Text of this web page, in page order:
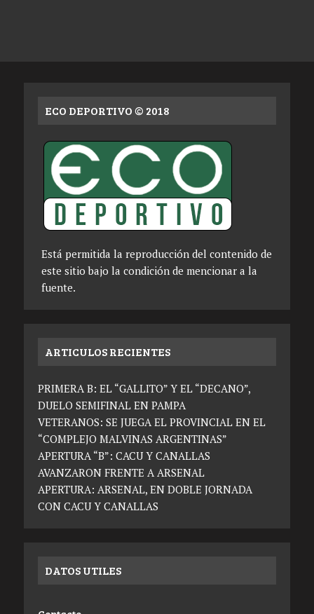
ECO DEPORTIVO © 2018
Está permitida la reproducción del contenido de
este sitio bajo la condición de mencionar a la
fuente.
ARTICULOS RECIENTES
PRIMERA B: EL “GALLITO” Y EL “DECANO”,
DUELO SEMIFINAL EN PAMPA
VETERANOS: SE JUEGA EL PROVINCIAL EN EL
“COMPLEJO MALVINAS ARGENTINAS”
APERTURA “B”: CACU Y CANALLAS
AVANZARON FRENTE A ARSENAL
APERTURA: ARSENAL, EN DOBLE JORNADA
CON CACU Y CANALLAS
DATOS UTILES